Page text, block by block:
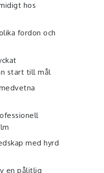
hos
fordon och
start till mål
med hyrd
en pålitlig